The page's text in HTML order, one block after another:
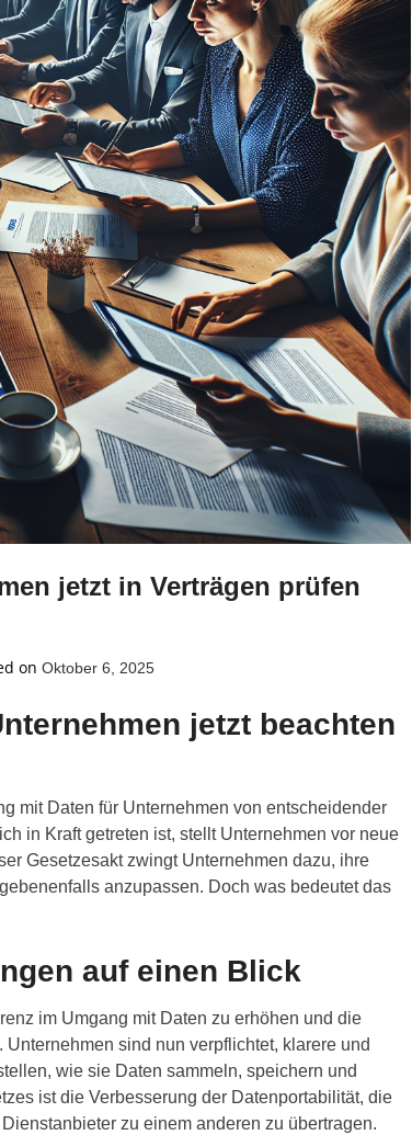
jetzt in Verträgen prüfen
on Oktober 6, 2025
jetzt beachten
mit Daten für Unternehmen von entscheidender
in Kraft getreten ist, stellt Unternehmen vor neue
Gesetzesakt zwingt Unternehmen dazu, ihre
anzupassen. Doch was bedeutet das
auf einen Blick
im Umgang mit Daten zu erhöhen und die
sind nun verpflichtet, klarere und
wie sie Daten sammeln, speichern und
ist die Verbesserung der Datenportabilität, die
zu einem anderen zu übertragen.